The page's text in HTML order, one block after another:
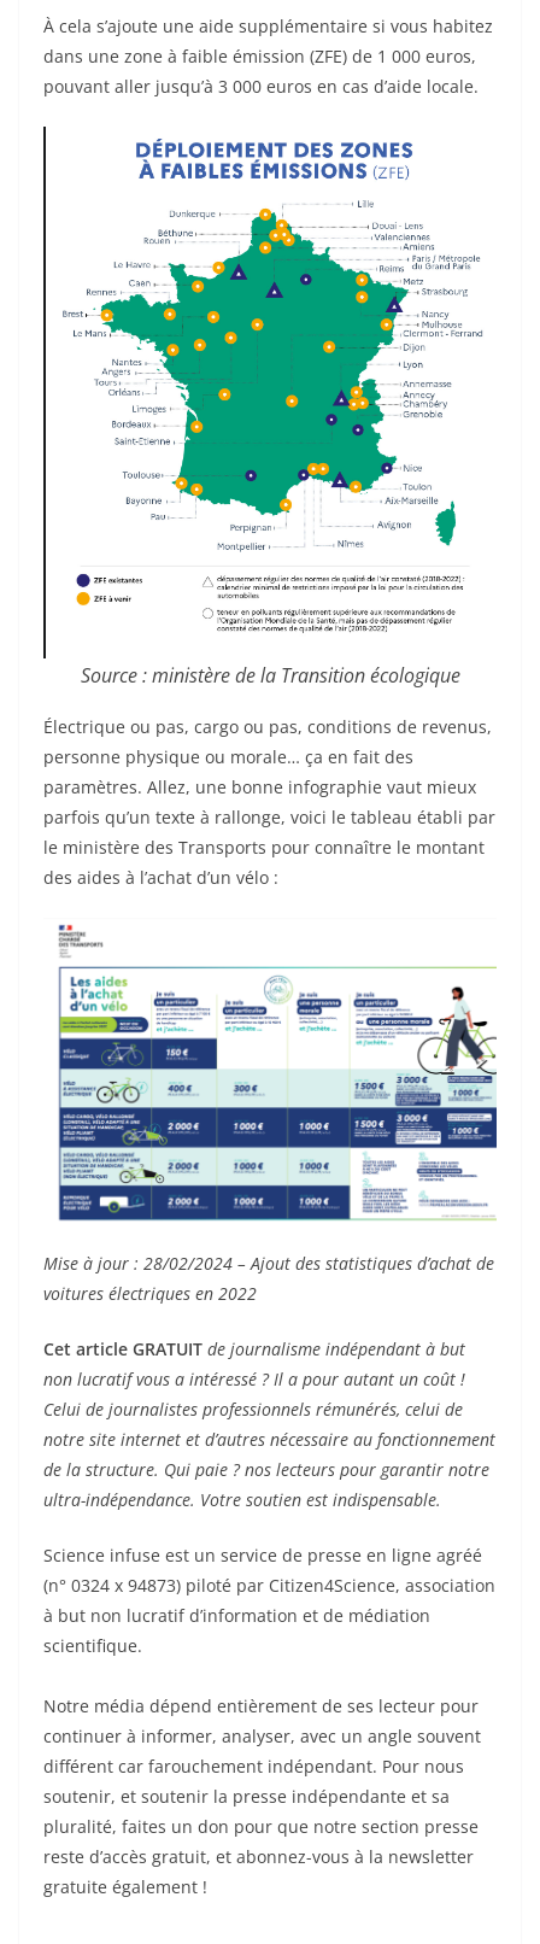
À cela s’ajoute une aide supplémentaire si vous habitez
dans une zone à faible émission (ZFE) de 1 000 euros,
pouvant aller jusqu’à 3 000 euros en cas d’aide locale.
Source : ministère de la Transition écologique
Électrique ou pas, cargo ou pas, conditions de revenus,
personne physique ou morale… ça en fait des
paramètres. Allez, une bonne infographie vaut mieux
parfois qu’un texte à rallonge, voici le tableau établi par
le ministère des Transports pour connaître le montant
des aides à l’achat d’un vélo :
Mise à jour : 28/02/2024 – Ajout des statistiques d’achat de
voitures électriques en 2022
Cet article GRATUIT de journalisme indépendant à but
non lucratif vous a intéressé ? Il a pour autant un coût !
Celui de journalistes professionnels rémunérés, celui de
notre site internet et d’autres nécessaire au fonctionnement
de la structure. Qui paie ? nos lecteurs pour garantir notre
ultra-indépendance. Votre soutien est indispensable.
Science infuse est un service de presse en ligne agréé
(n° 0324 x 94873) piloté par Citizen4Science, association
à but non lucratif d’information et de médiation
scientifique.
Notre média dépend entièrement de ses lecteur pour
continuer à informer, analyser, avec un angle souvent
différent car farouchement indépendant. Pour nous
soutenir, et soutenir la presse indépendante et sa
pluralité, faites un don pour que notre section presse
reste d’accès gratuit, et abonnez-vous à la newsletter
gratuite également !